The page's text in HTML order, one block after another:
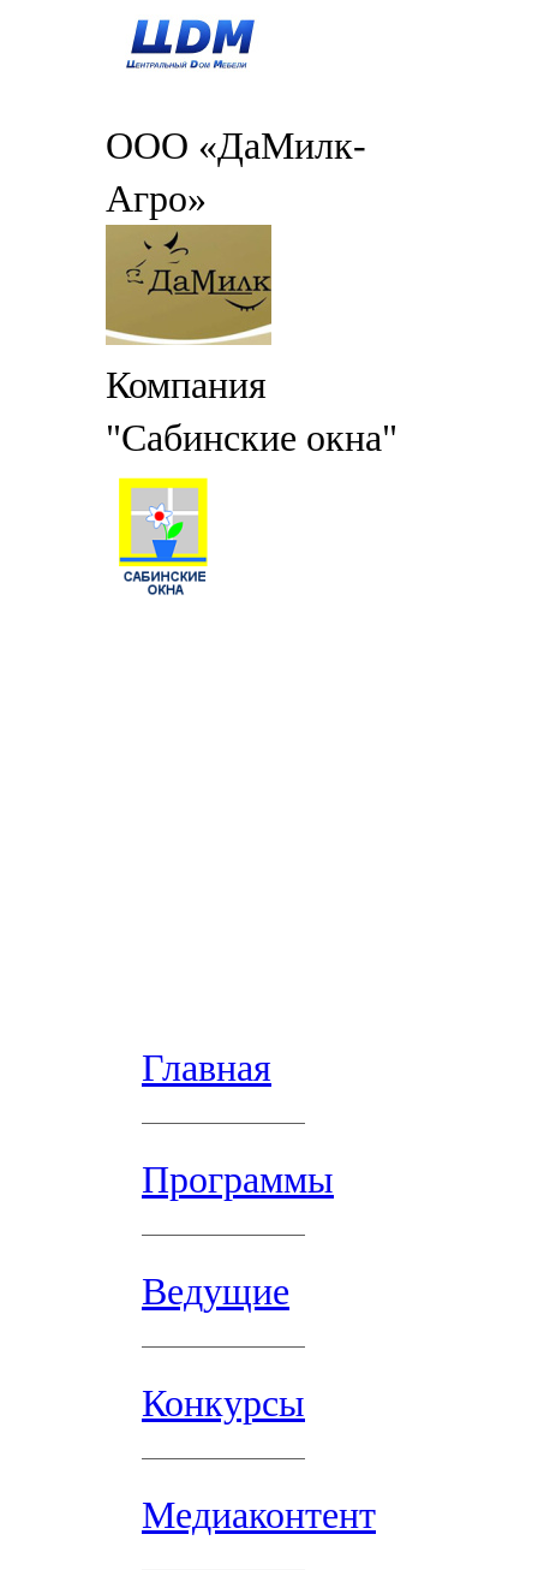
ООО «ДаМилк-
Агро»
Компания
"Сабинские окна"
Главная
Программы
Ведущие
Конкурсы
Медиаконтент